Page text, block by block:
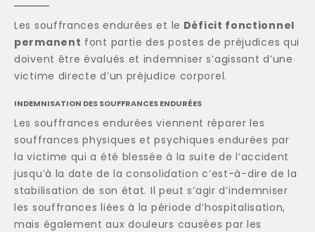
Les souffrances endurées et le Déficit fonctionnel
permanent font partie des postes de préjudices qui
doivent être évalués et indemniser s’agissant d’une
victime directe d’un préjudice corporel.
INDEMNISATION DES SOUFFRANCES ENDURÉES
Les souffrances endurées viennent réparer les
souffrances physiques et psychiques endurées par
la victime qui a été blessée à la suite de l’accident
jusqu’à la date de la consolidation c’est-à-dire de la
stabilisation de son état. Il peut s’agir d’indemniser
les souffrances liées à la période d’hospitalisation,
mais également aux douleurs causées par les